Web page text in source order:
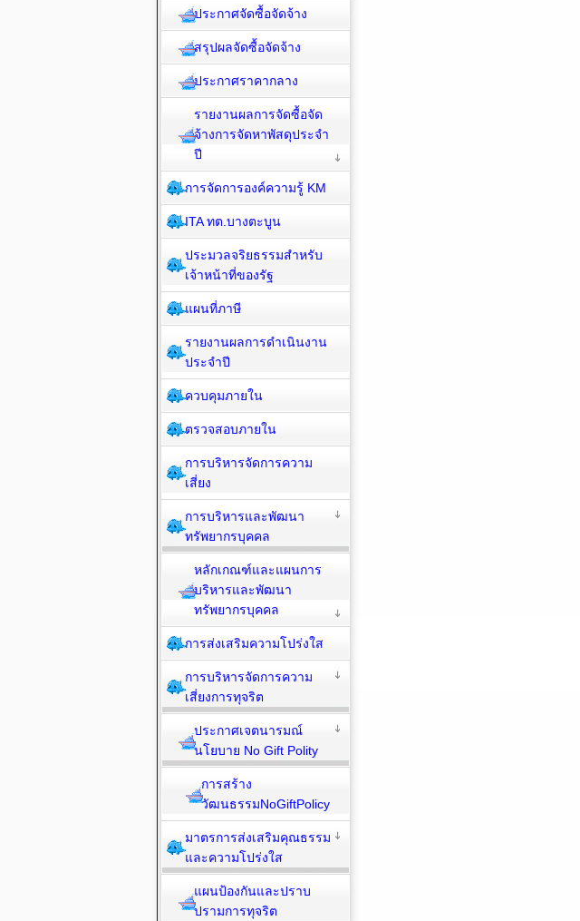
ประกาศจัดซื้อจัดจ้าง
สรุปผลจัดซื้อจัดจ้าง
ประกาศราคากลาง
รายงานผลการจัดซื้อจัด
จ้างการจัดหาพัสดุประจำ
ปี
การจัดการองค์ความรู้ KM
ITA ทต.บางตะบูน
ประมวลจริยธรรมสำหรับ
เจ้าหน้าที่ของรัฐ
แผนที่ภาษี
รายงานผลการดำเนินงาน
ประจำปี
ควบคุมภายใน
ตรวจสอบภายใน
การบริหารจัดการความ
เสี่ยง
การบริหารและพัฒนา
ทรัพยากรบุคคล
หลักเกณฑ์และแผนการ
บริหารและพัฒนา
ทรัพยากรบุคคล
การส่งเสริมความโปร่งใส
การบริหารจัดการความ
เสี่ยงการทุจริต
ประกาศเจตนารมณ์
นโยบาย No Gift Polity
การสร้าง
วัฒนธรรมNoGiftPolicy
มาตรการส่งเสริมคุณธรรม
และความโปร่งใส
แผนป้องกันและปราบ
ปรามการทุจริต